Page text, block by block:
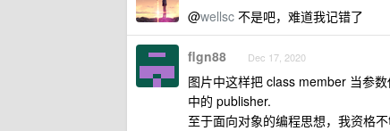
@wellsc 不是吧，难道我记错了
flgn88 Dec 17, 2020
图片中这样把 class member 当参
中的 publisher.
至于面向对象的编程思想，我资格不